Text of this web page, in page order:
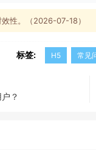
性。（2026-07-18）
标签: H5 常见
？